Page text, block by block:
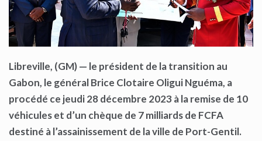
Libreville, (GM) — le président de la transition au
Gabon, le général Brice Clotaire Oligui Nguéma, a
procédé ce jeudi 28 décembre 2023 à la remise de 10
véhicules et d’un chèque de 7 milliards de FCFA
destiné à l’assainissement de la ville de Port-Gentil.